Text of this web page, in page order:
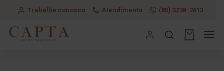
Trabalhe conosco Atendimento (85) 3238-2613